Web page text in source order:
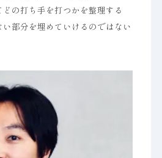
の打ち手を打つかを整理する
い部分を埋めていけるのではない